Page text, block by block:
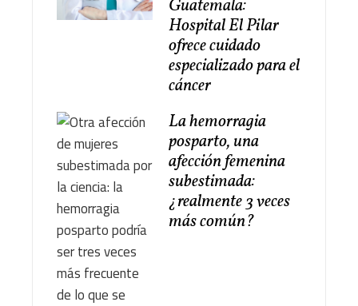
Guatemala:
Hospital El Pilar
ofrece cuidado
especializado para el
cáncer
La hemorragia
posparto, una
afección femenina
subestimada:
¿realmente 3 veces
más común?